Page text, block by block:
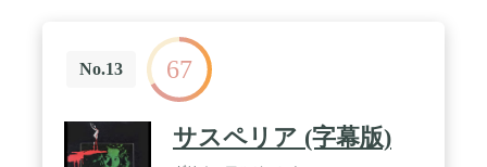
No.13 67
サスペリア (字幕版)